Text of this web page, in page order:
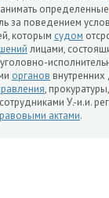
определенные
за поведением
которым судом
лицами,
органов внутренних
, прокуратуры,
сотрудниками У.-и.и.
актами.